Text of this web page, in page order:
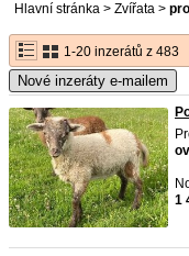
Hlavní stránka > Zvířata >
1-20 inzerátů z 483
Nové inzeráty e-mailem
1